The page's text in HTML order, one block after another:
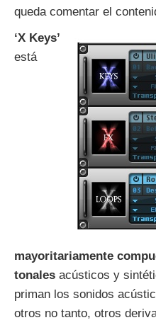
queda comentar el
‘X Keys’
está
mayoritariamente
tonales acústicos y
priman los sonidos
otros no tanto, otros